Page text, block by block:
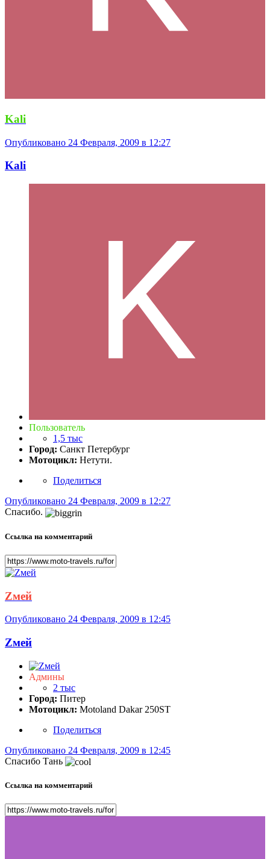
Kali
Опубликовано 24 Февраля, 2009 в 12:27
Kali
Пользователь
1,5 тыс
Город: Санкт Петербург
Мотоцикл: Нетути.
Поделиться
Опубликовано 24 Февраля, 2009 в 12:27
Спасибо.
Ссылка на комментарий
Zмей
Опубликовано 24 Февраля, 2009 в 12:45
Zмей
Админы
2 тыс
Город: Питер
Мотоцикл: Motoland Dakar 250ST
Поделиться
Опубликовано 24 Февраля, 2009 в 12:45
Спасибо Тань
Ссылка на комментарий